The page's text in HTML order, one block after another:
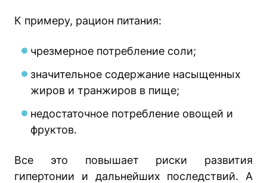
К примеру, рацион питания:
чрезмерное потребление соли;
значительное содержание насыщенных
жиров и транжиров в пище;
недостаточное потребление овощей и
фруктов.
Все это повышает риски развития
гипертонии и дальнейших последствий. А